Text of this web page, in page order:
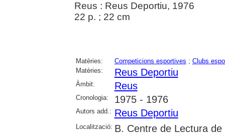
Reus : Reus Deportiu, 1976
22 p. ; 22 cm
Matèries: Competicions esportives ; Clubs
Matèries:
Reus Deportiu
Àmbit: Reus
Cronologia: 1975 - 1976
Autors add.: Reus Deportiu
Localització: B. Centre de Lectura de